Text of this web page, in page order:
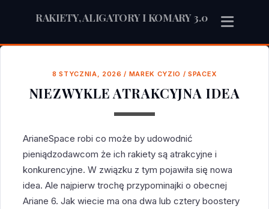
RAKIETY, ALIGATORY I KOMARY 3.0
8 STYCZNIA, 2026 / MAREK CYZIO / SPACEX
NIEZWYKLE ATRAKCYJNA IDEA
ArianeSpace robi co może by udowodnić
pieniądzodawcom że ich rakiety są atrakcyjne i
konkurencyjne. W związku z tym pojawiła się nowa
idea. Ale najpierw trochę przypominajki o obecnej
Ariane 6. Jak wiecie ma ona dwa lub cztery boostery